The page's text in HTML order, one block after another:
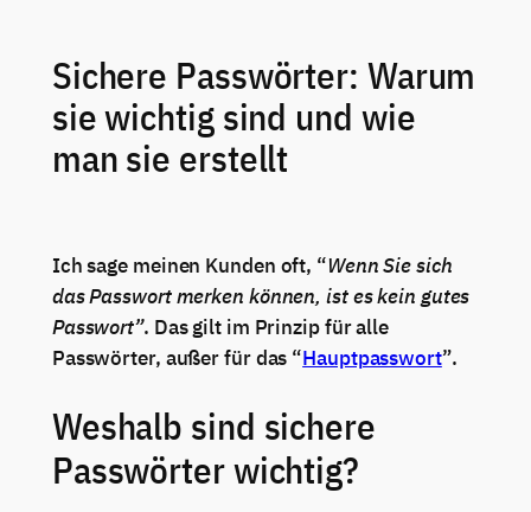
Sichere Passwörter: Warum
sie wichtig sind und wie
man sie erstellt
Ich sage meinen Kunden oft, “Wenn Sie sich
das Passwort merken können, ist es kein gutes
Passwort”. Das gilt im Prinzip für alle
Passwörter, außer für das “Hauptpasswort”.
Weshalb sind sichere
Passwörter wichtig?